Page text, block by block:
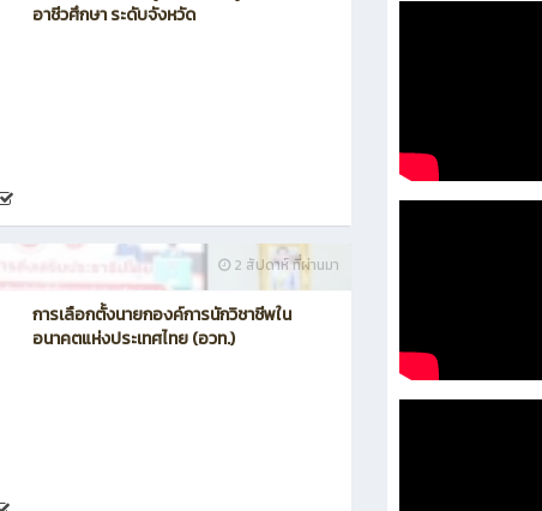
อาชีวศึกษา ระดับจังหวัด
2 สัปดาห์ ที่ผ่านมา
การเลือกตั้งนายกองค์การนักวิชาชีพใน
อนาคตแห่งประเทศไทย (อวท.)